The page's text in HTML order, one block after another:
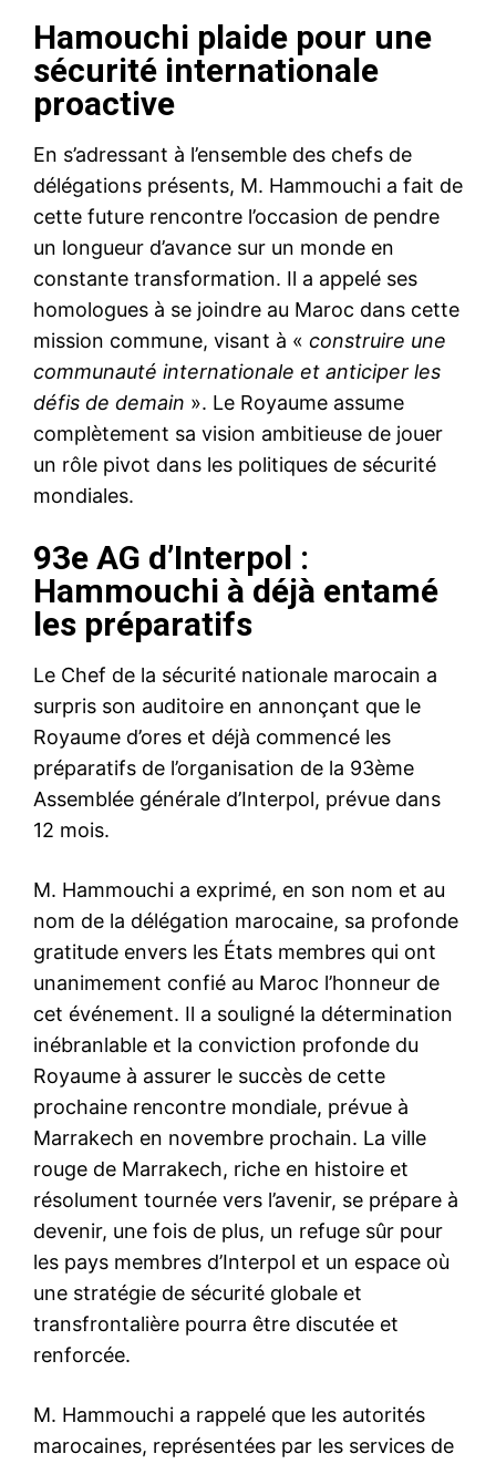
Hamouchi plaide pour une
sécurité internationale
proactive
En s’adressant à l’ensemble des chefs de
délégations présents, M. Hammouchi a fait de
cette future rencontre l’occasion de pendre
un longueur d’avance sur un monde en
constante transformation. Il a appelé ses
homologues à se joindre au Maroc dans cette
mission commune, visant à « construire une
communauté internationale et anticiper les
défis de demain ». Le Royaume assume
complètement sa vision ambitieuse de jouer
un rôle pivot dans les politiques de sécurité
mondiales.
93e AG d’Interpol :
Hammouchi à déjà entamé
les préparatifs
Le Chef de la sécurité nationale marocain a
surpris son auditoire en annonçant que le
Royaume d’ores et déjà commencé les
préparatifs de l’organisation de la 93ème
Assemblée générale d’Interpol, prévue dans
12 mois.
M. Hammouchi a exprimé, en son nom et au
nom de la délégation marocaine, sa profonde
gratitude envers les États membres qui ont
unanimement confié au Maroc l’honneur de
cet événement. Il a souligné la détermination
inébranlable et la conviction profonde du
Royaume à assurer le succès de cette
prochaine rencontre mondiale, prévue à
Marrakech en novembre prochain. La ville
rouge de Marrakech, riche en histoire et
résolument tournée vers l’avenir, se prépare à
devenir, une fois de plus, un refuge sûr pour
les pays membres d’Interpol et un espace où
une stratégie de sécurité globale et
transfrontalière pourra être discutée et
renforcée.
M. Hammouchi a rappelé que les autorités
marocaines, représentées par les services de